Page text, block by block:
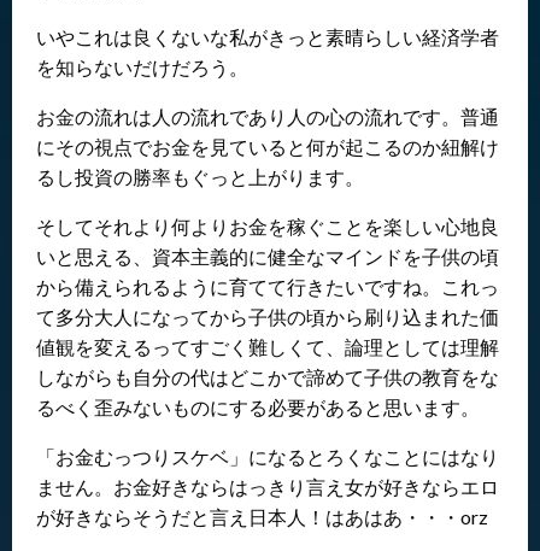
いやこれは良くないな私がきっと素晴らしい経済学者
を知らないだけだろう。
お金の流れは人の流れであり人の心の流れです。普通
にその視点でお金を見ていると何が起こるのか紐解け
るし投資の勝率もぐっと上がります。
そしてそれより何よりお金を稼ぐことを楽しい心地良
いと思える、資本主義的に健全なマインドを子供の頃
から備えられるように育てて行きたいですね。これっ
て多分大人になってから子供の頃から刷り込まれた価
値観を変えるってすごく難しくて、論理としては理解
しながらも自分の代はどこかで諦めて子供の教育をな
るべく歪みないものにする必要があると思います。
「お金むっつりスケベ」になるとろくなことにはなり
ません。お金好きならはっきり言え女が好きならエロ
が好きならそうだと言え日本人！はあはあ・・・orz